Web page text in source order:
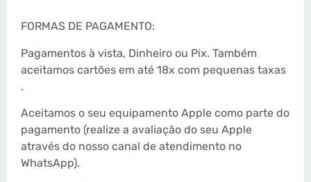
FORMAS DE PAGAMENTO:
Pagamentos à vista, Dinheiro ou Pix. Também
aceitamos cartões em até 18x com pequenas taxas
.
Aceitamos o seu equipamento Apple como parte do
pagamento (realize a avaliação do seu Apple
através do nosso canal de atendimento no
WhatsApp).